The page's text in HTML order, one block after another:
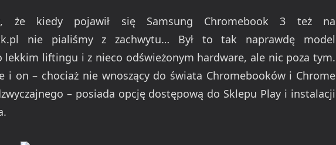
że kiedy pojawił się Samsung Chromebook 3 też na
nie pialiśmy z zachwytu… Był to tak naprawdę model
lekkim liftingu i z nieco odświeżonym hardware, ale nic poza tym.
i on – chociaż nie wnoszący do świata Chromebooków i Chrome
– posiada opcję dostępową do Sklepu Play i instalacji